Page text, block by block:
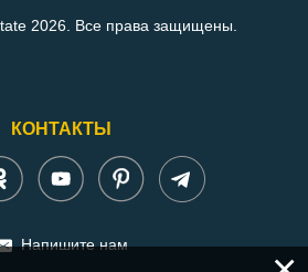
2026. Все права защищены.
КОНТАКТЫ
Напишите нам